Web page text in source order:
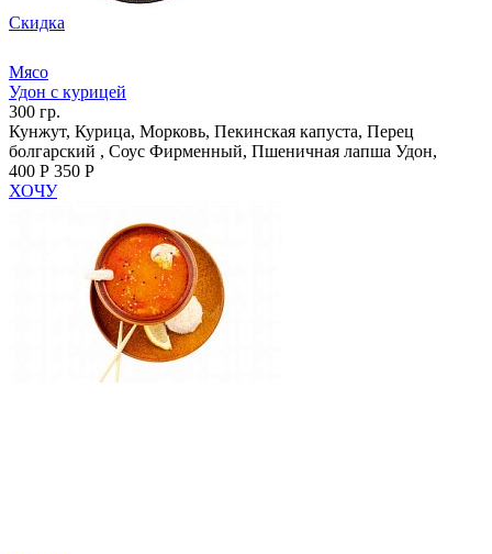
Скидка
Мясо
Удон с курицей
300 гр.
Кунжут, Курица, Морковь, Пекинская капуста, Перец
болгарский , Соус Фирменный, Пшеничная лапша Удон,
400 Р 350 Р
ХОЧУ